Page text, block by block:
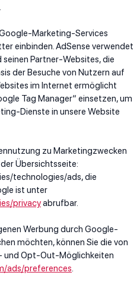
Marketing-Services
einbinden. AdSense verwendet
Partner-Websites, die
der Besuche von Nutzern auf
im Internet ermöglicht
Tag Manager“ einsetzen, um
Dienste in unsere Website
zu Marketingzwecken
Übersichtsseite:
technologies/ads, die
ist unter
privacyabrufbar.
Werbung durch Google-
möchten, können Sie die von
und Opt-Out-Möglichkeiten
ads/preferences.